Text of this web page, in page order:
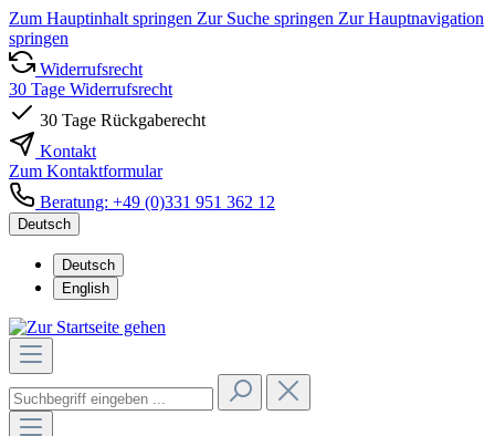
Zum Hauptinhalt springen Zur Suche springen Zur Hauptnavigation
springen
Widerrufsrecht
30 Tage Widerrufsrecht
30 Tage Rückgaberecht
Kontakt
Zum Kontaktformular
Beratung: +49 (0)331 951 362 12
Deutsch
Deutsch
English